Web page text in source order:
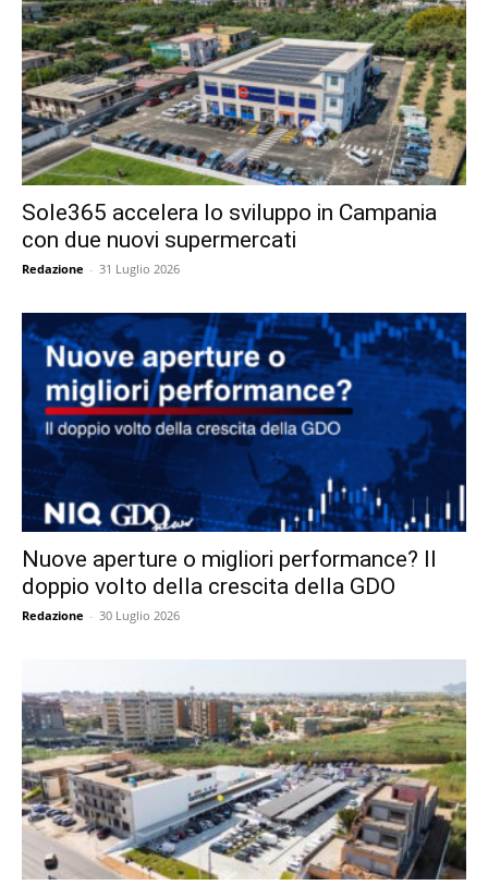
Sole365 accelera lo sviluppo in Campania
con due nuovi supermercati
Redazione - 31 Luglio 2026
Nuove aperture o migliori performance? Il
doppio volto della crescita della GDO
Redazione - 30 Luglio 2026